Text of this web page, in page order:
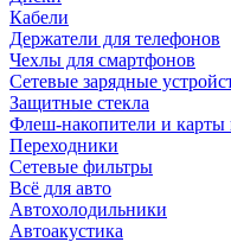
Кабели
Держатели для телефонов
Чехлы для смартфонов
Сетевые зарядные
Защитные стекла
Флеш-накопители и карты
Переходники
Сетевые фильтры
Всё для авто
Автохолодильники
Автоакустика